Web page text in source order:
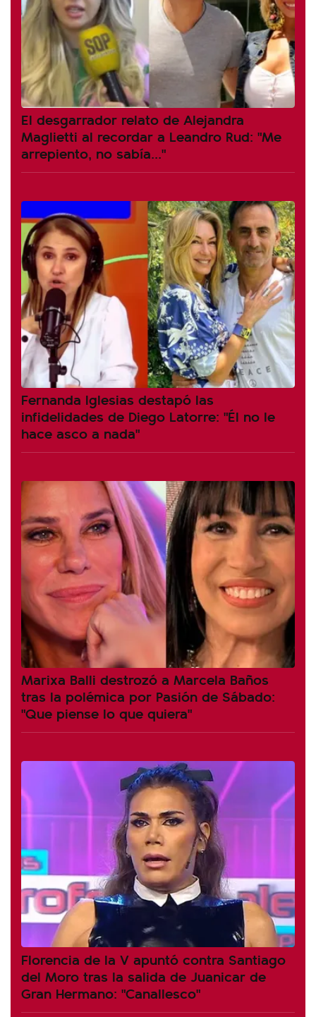
El desgarrador relato de Alejandra
Maglietti al recordar a Leandro Rud: "Me
arrepiento, no sabía..."
Fernanda Iglesias destapó las
infidelidades de Diego Latorre: "Él no le
hace asco a nada"
Marixa Balli destrozó a Marcela Baños
tras la polémica por Pasión de Sábado:
"Que piense lo que quiera"
Florencia de la V apuntó contra Santiago
del Moro tras la salida de Juanicar de
Gran Hermano: "Canallesco"